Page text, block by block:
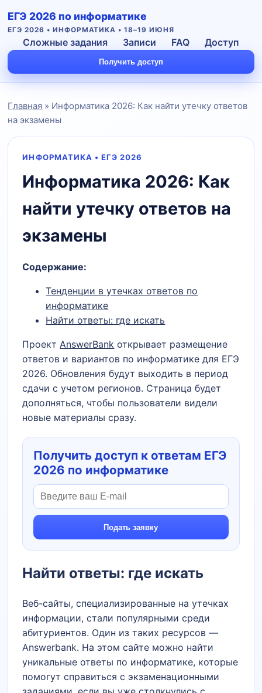
ЕГЭ 2026 по информатике
ЕГЭ 2026 • ИНФОРМАТИКА • 18–19 ИЮНЯ
Сложные задания Записи FAQ Доступ
Получить доступ
Главная » Информатика 2026: Как найти утечку ответов
на экзамены
ИНФОРМАТИКА • ЕГЭ 2026
Информатика 2026: Как
найти утечку ответов на
экзамены
Содержание:
Тенденции в утечках ответов по
информатике
Найти ответы: где искать
ПроектAnswerBank открывает размещение
ответов и вариантов по информатике для ЕГЭ
2026. Обновления будут выходить в период
сдачи с учетом регионов. Страница будет
дополняться, чтобы пользователи видели
новые материалы сразу.
Получить доступ к ответам ЕГЭ
2026 по информатике
Подать заявку
Найти ответы: где искать
Веб-сайты, специализированные на утечках
информации, стали популярными среди
абитуриентов. Один из таких ресурсов —
Answerbank. На этом сайте можно найти
уникальные ответы по информатике, которые
помогут справиться с экзаменационными